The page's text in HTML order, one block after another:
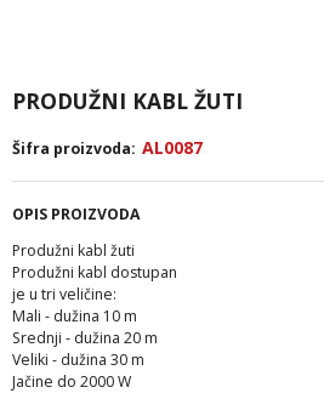
PRODUŽNI KABL ŽUTI
Šifra proizvoda: AL0087
OPIS PROIZVODA
Produžni kabl žuti
Produžni kabl dostupan
je u tri veličine:
Mali - dužina 10 m
Srednji - dužina 20 m
Veliki - dužina 30 m
Jačine do 2000 W